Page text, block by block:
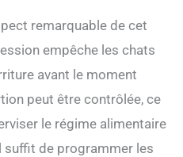
repas peut définir 1
portions (11g par
un bon chat qui
à l'heure. 【10 Voix,
de Maman】
a découvert que cet
de croquettes
remarquable de cet
empêche les chats
avant le moment
peut être contrôlée, ce
le régime alimentaire
suffit de programmer les